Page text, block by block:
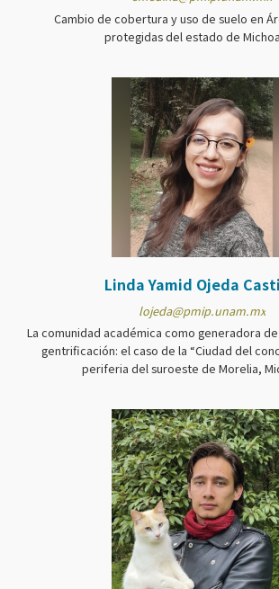
Cambio de cobertura y uso de suelo en
protegidas del estado de
Linda Yamid Ojeda
lojeda@pmip.unam.mx
La comunidad académica como generadora
gentrificación: el caso de la “Ciudad del
periferia del suroeste de Morelia,